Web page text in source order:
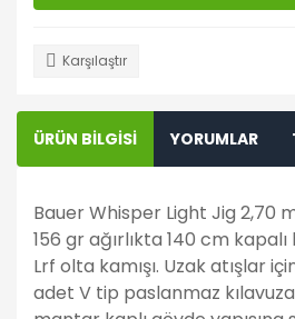
Karşılaştır
ÜRÜN BİLGİSİ YORUMLAR
Bauer Whisper Light Jig 2,70
156 gr ağırlıkta 140 cm
Lrf olta kamışı. Uzak atışlar
adet V tip paslanmaz